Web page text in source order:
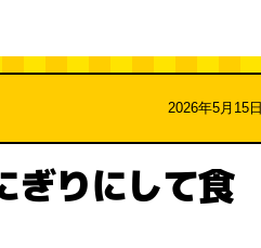
2026年5月15日
ぎりにして食